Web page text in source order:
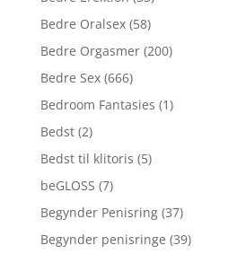
Bedre Oralsex (58)
Bedre Orgasmer (200)
Bedre Sex (666)
Bedroom Fantasies (1)
Bedst (2)
Bedst til klitoris (5)
beGLOSS (7)
Begynder Penisring (37)
Begynder penisringe (39)